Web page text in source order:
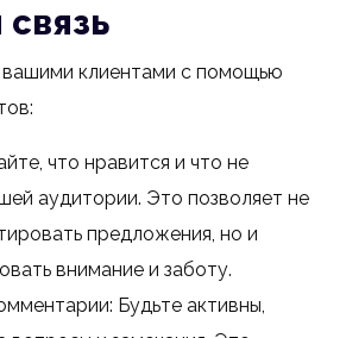
вашими клиентами с помощью
что нравится и что не
аудитории. Это позволяет не
предложения, но и
внимание и заботу.
Будьте активны,